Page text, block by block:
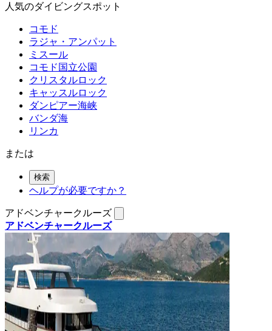
人気のダイビングスポット
コモド
ラジャ・アンパット
ミスール
コモド国立公園
クリスタルロック
キャッスルロック
ダンピアー海峡
バンダ海
リンカ
または
検索
ヘルプが必要ですか？
アドベンチャークルーズ
アドベンチャークルーズ